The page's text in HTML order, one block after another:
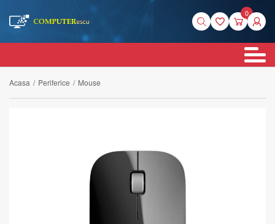
0
Acasa / Periferice / Mouse